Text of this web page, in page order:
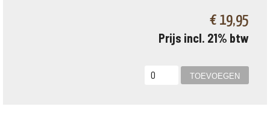
€ 19,95
Prijs incl. 21% btw